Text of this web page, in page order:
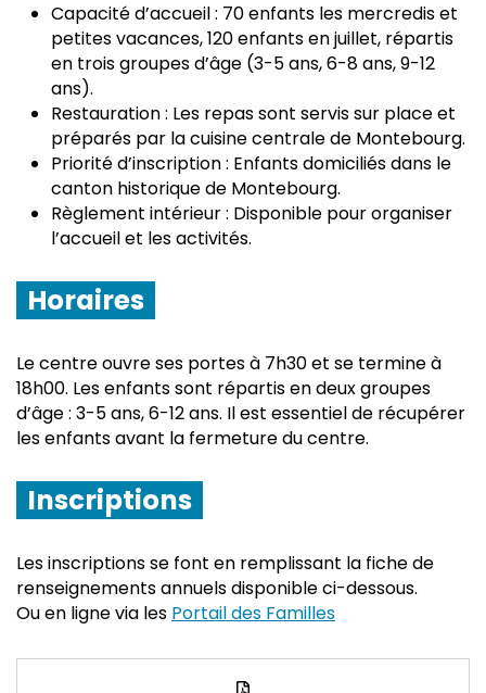
Capacité d’accueil : 70 enfants les mercredis et
petites vacances, 120 enfants en juillet, répartis
en trois groupes d’âge (3-5 ans, 6-8 ans, 9-12
ans).
Restauration : Les repas sont servis sur place et
préparés par la cuisine centrale de Montebourg.
Priorité d’inscription : Enfants domiciliés dans le
canton historique de Montebourg.
Règlement intérieur : Disponible pour organiser
l’accueil et les activités.
Horaires
Le centre ouvre ses portes à 7h30 et se termine à
18h00. Les enfants sont répartis en deux groupes
d’âge : 3-5 ans, 6-12 ans. Il est essentiel de récupérer
les enfants avant la fermeture du centre.
Inscriptions
Les inscriptions se font en remplissant la fiche de
renseignements annuels disponible ci-dessous.
Ou en ligne via les Portail des Familles